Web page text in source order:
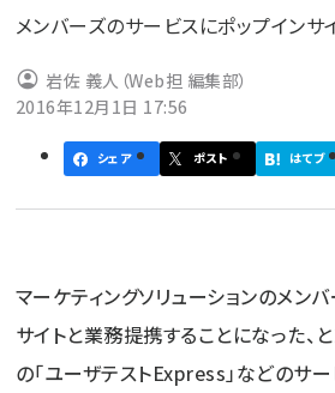
メンバーズのサービスにポップイン
岩佐 義人（Web担 編集部）
2016年12月1日 17:56
シェア ポスト はてブ
マーケティングソリューションのメン
サイトと業務提携することになった、
の「ユーザテストExpress」などのサ